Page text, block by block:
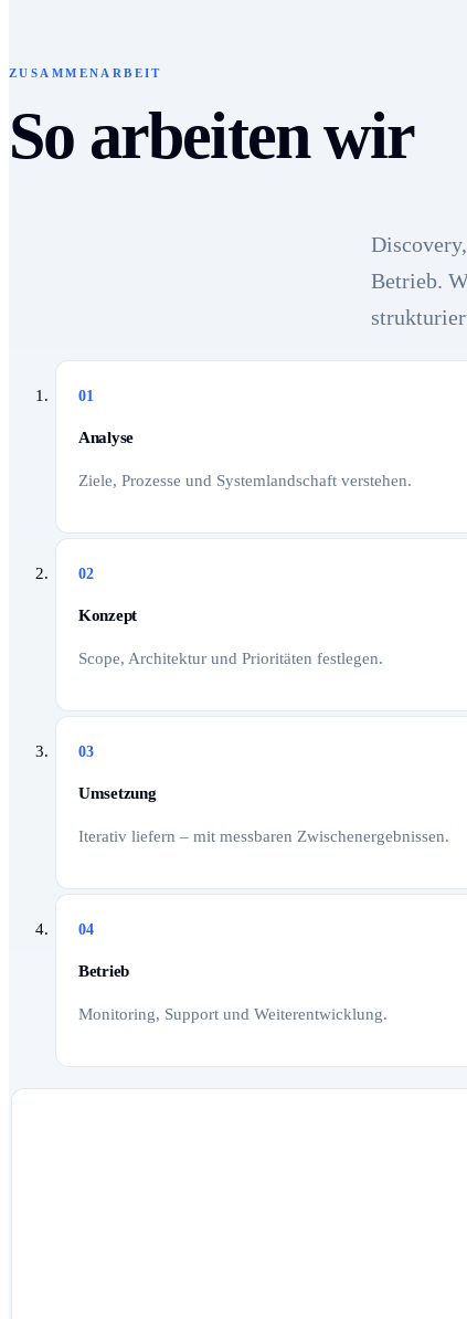
ZUSAMMENARBEIT
So arbeiten wir
Betrieb.
01
Analyse
Ziele, Prozesse und Systemlandschaft verstehen.
02
Konzept
Scope, Architektur und Prioritäten festlegen.
03
Umsetzung
Iterativ liefern – mit messbaren Zwischenergebnissen.
04
Betrieb
Monitoring, Support und Weiterentwicklung.